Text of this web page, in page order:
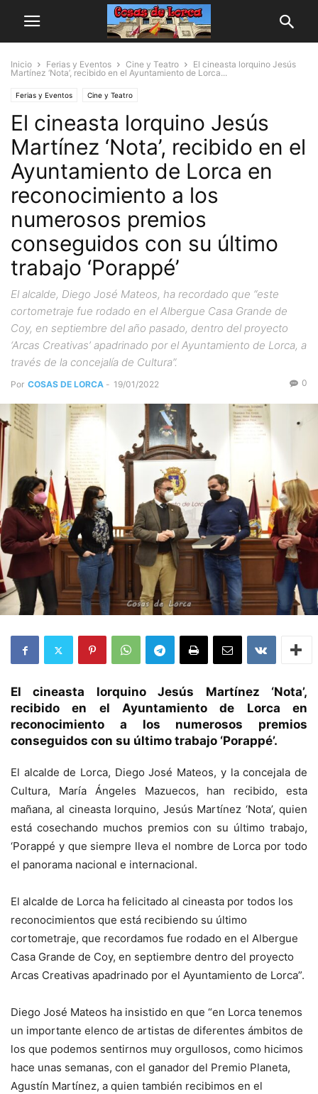
Inicio Ferias y Eventos Cine y Teatro
El cineasta lorquino Jesús
Martínez ‘Nota’, recibido en el Ayuntamiento de Lorca...
Ferias y Eventos Cine y Teatro
El cineasta lorquino Jesús
Martínez ‘Nota’, recibido en el
Ayuntamiento de Lorca en
reconocimiento a los
numerosos premios
conseguidos con su último
trabajo ‘Porappé’
El alcalde, Diego José Mateos, ha recordado que “este
cortometraje fue rodado en el Albergue Casa Grande de
Coy, en septiembre del año pasado, dentro del proyecto
‘Arcas Creativas’ apadrinado por el Ayuntamiento de Lorca, a
través de la concejalía de Cultura”.
Por COSAS DE LORCA - 19/01/2022 0
El cineasta lorquino Jesús Martínez ‘Nota’,
recibido en el Ayuntamiento de Lorca en
reconocimiento a los numerosos premios
conseguidos con su último trabajo ‘Porappé’.
El alcalde de Lorca, Diego José Mateos, y la concejala de
Cultura, María Ángeles Mazuecos, han recibido, esta
mañana, al cineasta lorquino, Jesús Martínez ‘Nota’, quien
está cosechando muchos premios con su último trabajo,
‘Porappé y que siempre lleva el nombre de Lorca por todo
el panorama nacional e internacional.
El alcalde de Lorca ha felicitado al cineasta por todos los
reconocimientos que está recibiendo su último
cortometraje, que recordamos fue rodado en el Albergue
Casa Grande de Coy, en septiembre dentro del proyecto
Arcas Creativas apadrinado por el Ayuntamiento de Lorca”.
Diego José Mateos ha insistido en que “en Lorca tenemos
un importante elenco de artistas de diferentes ámbitos de
los que podemos sentirnos muy orgullosos, como hicimos
hace unas semanas, con el ganador del Premio Planeta,
Agustín Martínez, a quien también recibimos en el